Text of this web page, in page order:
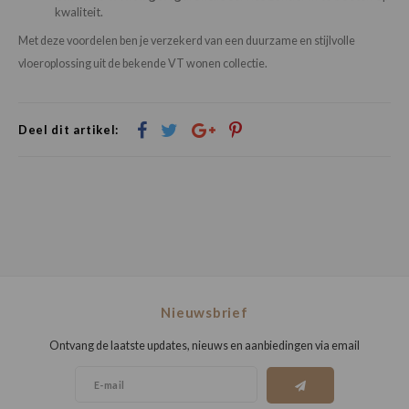
kwaliteit.
Met deze voordelen ben je verzekerd van een duurzame en stijlvolle
vloeroplossing uit de bekende VT wonen collectie.
Deel dit artikel:
Nieuwsbrief
Ontvang de laatste updates, nieuws en aanbiedingen via email